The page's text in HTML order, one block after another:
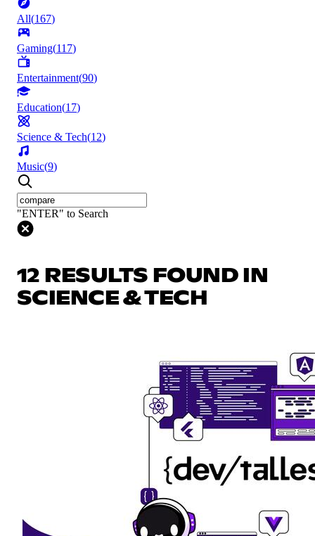
All(167)
Gaming(117)
Entertainment(90)
Education(17)
Science & Tech(12)
Music(9)
"ENTER" to Search
12 RESULTS FOUND IN
SCIENCE & TECH